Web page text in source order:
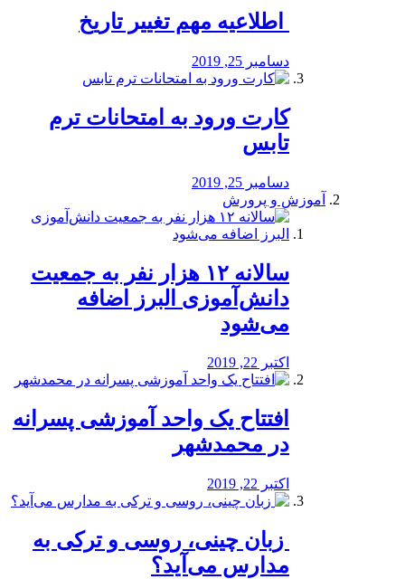
️ اطلاعیه مهم تغییر تاریخ
دسامبر 25, 2019
کارت ورود به امتحانات ترم
تابس
دسامبر 25, 2019
آموزش و پرورش
️سالانه ۱۲ هزار نفر به جمعیت
دانش‌آموزی البرز اضافه
می‌شود
اکتبر 22, 2019
افتتاح یک واحد آموزشی پسرانه
در محمدشهر
اکتبر 22, 2019
️ زبان چینی، روسی و ترکی به
مدارس می‌آید؟